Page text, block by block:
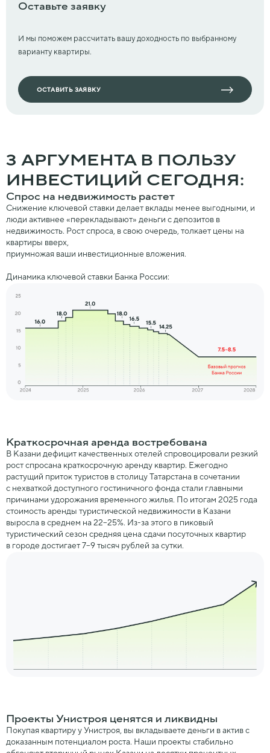
Оставьте заявку
И мы поможем рассчитать вашу доходность по выбранному
варианту квартиры.
ОСТАВИТЬ ЗАЯВКУ
3 АРГУМЕНТА В ПОЛЬЗУ
ИНВЕСТИЦИЙ СЕГОДНЯ:
Спрос на недвижимость растет
Снижение ключевой ставки делает вклады менее выгодными, и
люди активнее «перекладывают» деньги с депозитов в
недвижимость. Рост спроса, в свою очередь, толкает цены на
квартиры вверх,
приумножая ваши инвестиционные вложения.
Динамика ключевой ставки Банка России:
Краткосрочная аренда востребована
В Казани дефицит качественных отелей спровоцировали резкий
рост спросана краткосрочную аренду квартир. Ежегодно
растущий приток туристов в столицу Татарстана в сочетании
с нехваткой доступного гостиничного фонда стали главными
причинами удорожания временного жилья. По итогам 2025 года
стоимость аренды туристической недвижимости в Казани
выросла в среднем на 22–25%. Из-за этого в пиковый
туристический сезон средняя цена сдачи посуточных квартир
в городе достигает 7–9 тысяч рублей за сутки.
Проекты Унистроя ценятся и ликвидны
Покупая квартиру у Унистроя, вы вкладываете деньги в актив с
доказанным потенциалом роста. Наши проекты стабильно